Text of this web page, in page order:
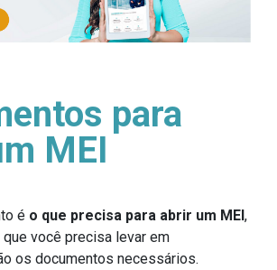
para
MEI
é o que precisa para abrir um MEI,
você precisa levar em
os documentos necessários.